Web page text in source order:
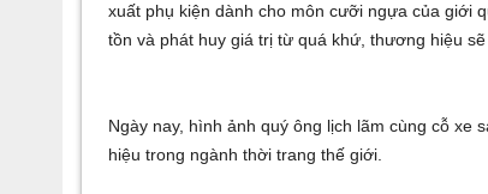
xuất phụ kiện dành cho môn cưỡi ngựa của giới
tồn và phát huy giá trị từ quá khứ, thương hiệu
Ngày nay, hình ảnh quý ông lịch lãm cùng cỗ xe
hiệu trong ngành thời trang thế giới.